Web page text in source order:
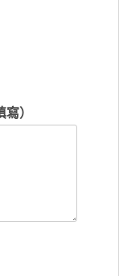
）